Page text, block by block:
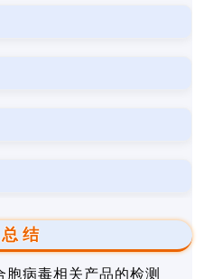
结
病毒相关产品的检测